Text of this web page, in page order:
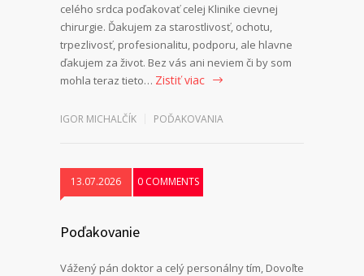
celého srdca poďakovať celej Klinike cievnej
chirurgie. Ďakujem za starostlivosť, ochotu,
trpezlivosť, profesionalitu, podporu, ale hlavne
ďakujem za život. Bez vás ani neviem či by som
mohla teraz tieto… Zistiť viac
IGOR MICHALČÍK POĎAKOVANIA
13.07.2026 0 COMMENTS
Poďakovanie
Vážený pán doktor a celý personálny tím, Dovoľte